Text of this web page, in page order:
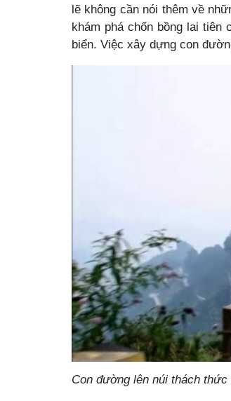
lẽ không cần nói thêm về
khám phá chốn bồng lai tiên
biển. Việc xây dựng con
Con đường lên núi thách